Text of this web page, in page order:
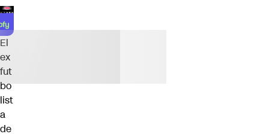
El
ex
fut
bo
list
a
de